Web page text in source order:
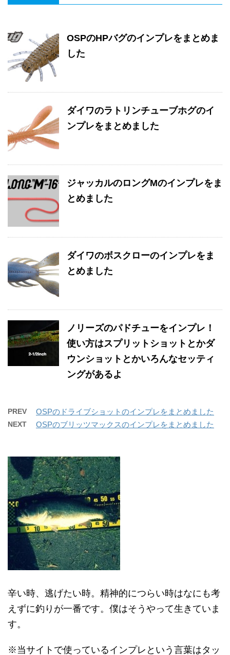
OSPのHPバグのインプレをまとめま
した
ダイワのラトリンチューブホグのイ
ンプレをまとめました
ジャッカルのロングMのインプレをま
とめました
ダイワのボスクローのインプレをま
とめました
ノリーズのパドチューをインプレ！
使い方はスプリットショットとかダ
ウンショットとかいろんなセッティ
ングがあるよ
PREV OSPのドライブショットのインプレをまとめました
NEXT OSPのブリッツマックスのインプレをまとめました
辛い時、逃げたい時。精神的につらい時はなにも考
えずに釣りが一番です。僕はそうやって生きていま
す。
※当サイトで使っているインプレという言葉はタッ